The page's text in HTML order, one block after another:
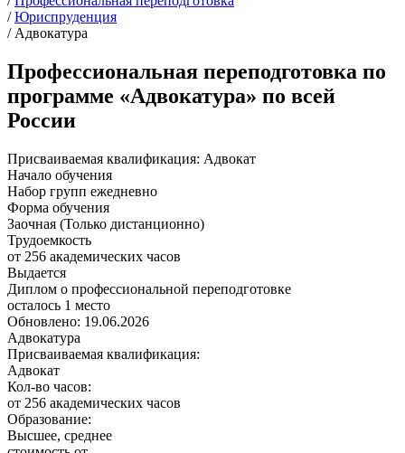
/ Юриспруденция
/ Адвокатура
Профессиональная переподготовка по
программе «Адвокатура» по всей
России
Присваиваемая квалификация: Адвокат
Начало обучения
Набор групп ежедневно
Форма обучения
Заочная (Только дистанционно)
Трудоемкость
от 256 академических часов
Выдается
Диплом о профессиональной переподготовке
осталось 1 место
Обновлено: 19.06.2026
Адвокатура
Присваиваемая квалификация:
Адвокат
Кол-во часов:
от 256 академических часов
Образование:
Высшее, среднее